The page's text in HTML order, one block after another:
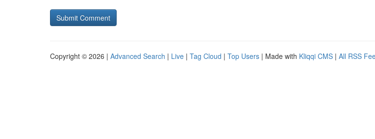
Copyright © 2026 | Advanced Search | Live | Tag Cloud | Top Users | Made with Kliqqi CMS | All RSS